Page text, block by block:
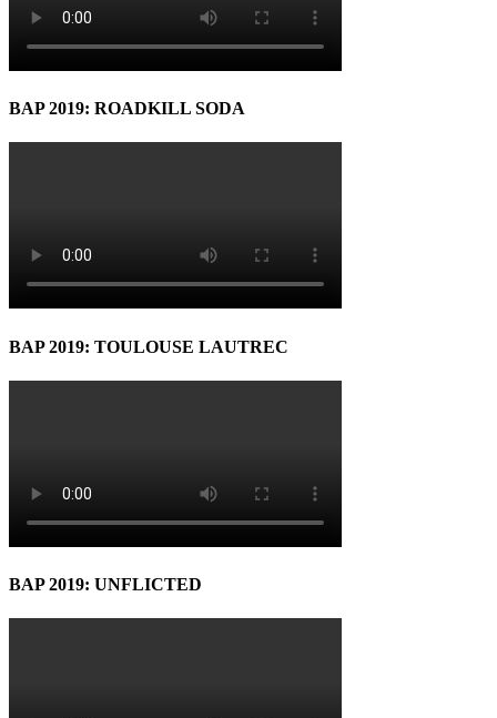
BAP 2019: ROADKILL SODA
BAP 2019: TOULOUSE LAUTREC
BAP 2019: UNFLICTED